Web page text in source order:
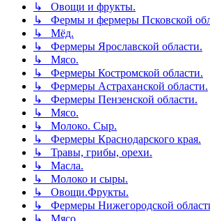
↳ Овощи и фрукты.
↳ Фермы и фермеры Псковской
↳ Мёд.
↳ Фермеры Ярославской области.
↳ Мясо.
↳ Фермеры Костромской области.
↳ Фермеры Астраханской области.
↳ Фермеры Пензенской области.
↳ Мясо.
↳ Молоко. Сыр.
↳ Фермеры Краснодарского края.
↳ Травы, грибы, орехи.
↳ Масла.
↳ Молоко и сыры.
↳ Овощи.Фрукты.
↳ Фермеры Нижегородской